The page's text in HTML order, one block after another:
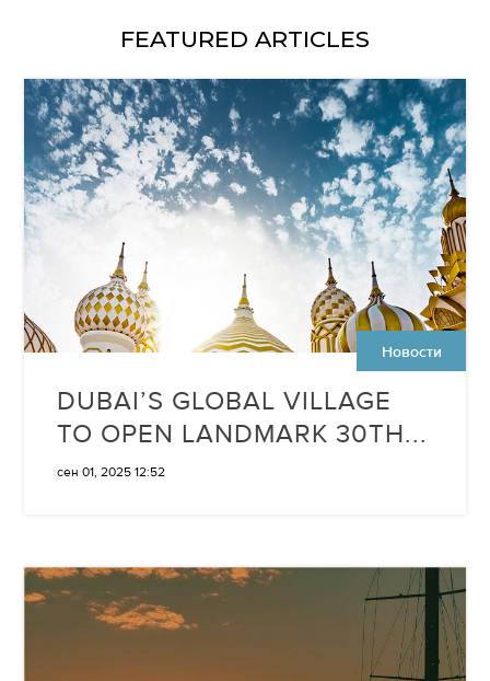
FEATURED ARTICLES
Новости
DUBAI’S GLOBAL VILLAGE
TO OPEN LANDMARK 30TH...
сен 01, 2025 12:52